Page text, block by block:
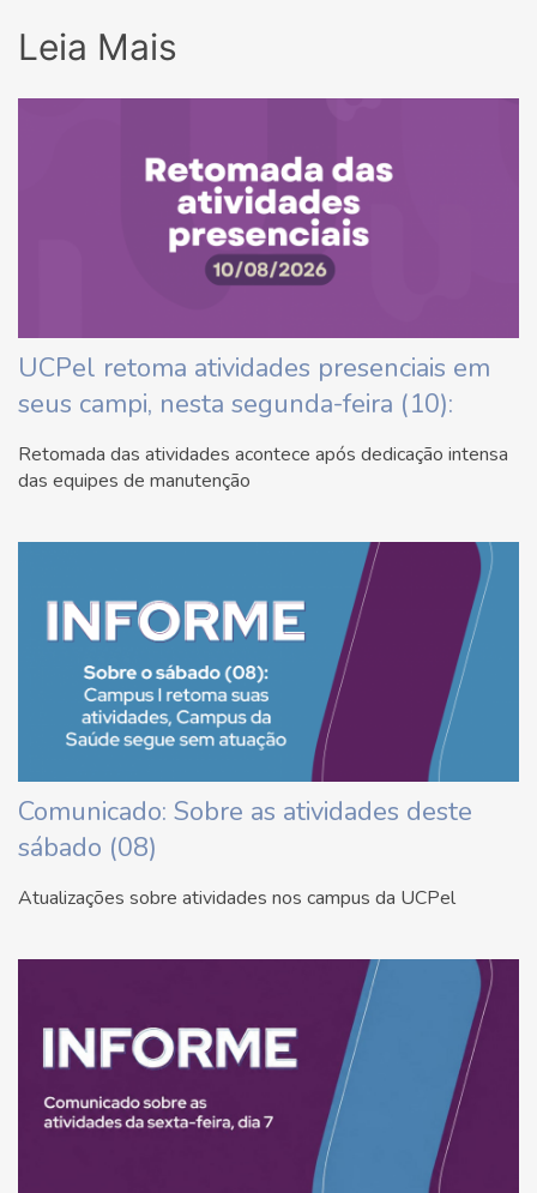
Leia Mais
UCPel retoma atividades presenciais em
seus campi, nesta segunda-feira (10):
Retomada das atividades acontece após dedicação intensa
das equipes de manutenção
Comunicado: Sobre as atividades deste
sábado (08)
Atualizações sobre atividades nos campus da UCPel